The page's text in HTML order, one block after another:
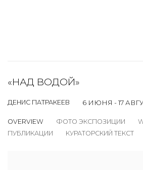
«НАД ВОДОЙ»
ДЕНИС ПАТРАКЕЕВ 6 ИЮНЯ - 17
OVERVIEW ФОТО ЭКСПОЗИЦИИ
ПУБЛИКАЦИИ
КУРАТОРСКИЙ ТЕКСТ